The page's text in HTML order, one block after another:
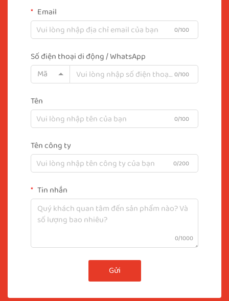
Email
0/100
Số điện thoại di động / WhatsApp
Mã
0/100
Tên
0/100
Tên công ty
0/200
Tin nhắn
0/1000
Gửi